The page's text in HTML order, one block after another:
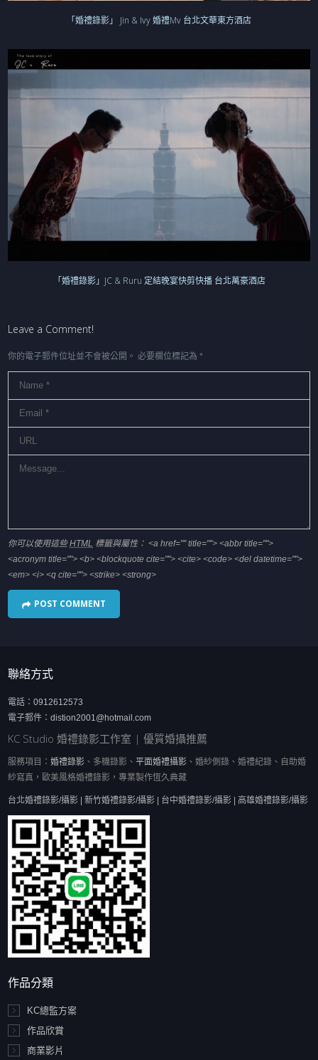
「婚禮錄影」 Jin & Ivy 婚禮Mv 台北文華東方酒店
「婚禮錄影」JC & Ruru 定結晚宴快剪快播 台北萬豪酒店
Leave a Comment!
你的電子郵件位址並不會被公開。 必要欄位標記為*
你可以使用這些HTML 標籤與屬性：<a href="" title=""> <abbr title="">
<acronym title=""> <b> <blockquote cite=""> <cite> <code> <del datetime="">
<em> <i> <q cite=""> <strike> <strong>
聯絡方式
電話：0912612573
電子郵件：distion2001@hotmail.com
KC Studio 婚禮錄影工作室 | 優質婚攝推薦
服務項目：婚禮錄影 、多機錄影、平面婚禮攝影 、婚紗側錄、婚禮紀錄、自助婚
紗寫真，歐美風格婚禮錄影，專業製作恆久典藏
台北婚禮錄影/攝影 | 新竹婚禮錄影/攝影 | 台中婚禮錄影/攝影 | 高雄婚禮錄影/攝影
作品分類
KC總監方案
作品欣賞
商業影片